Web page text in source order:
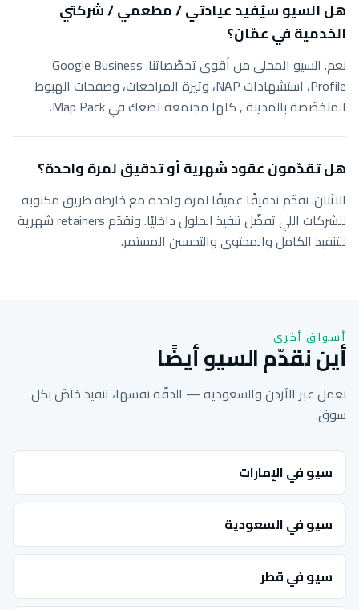
هل السيو سيُفيد عيادتي / مطعمي / شركتي
الخدمية في عمّان؟
نعم. السيو المحلي من أقوى تخصّصاتنا. Google Business
Profile، استشهادات NAP، وتيرة المراجعات، وصفحات الهبوط
المتخصّصة بالمدينة , كلها مجتمعة تضعك في Map Pack.
هل تقدّمون عقود شهرية أو تدقيق لمرة واحدة؟
الاثنان. نقدّم تدقيقًا عميقًا لمرة واحدة مع خارطة طريق مكتوبة
للشركات اللي تفضّل تنفيذ الحلول داخليًا. ونقدّم retainers شهرية
للتنفيذ الكامل والمحتوى والتحسين المستمر.
أسواق أخرى
أين نقدّم السيو أيضًا
نعمل عبر الأردن والسعودية — الدقّة نفسها، تنفيذ خاصّ بكل
سوق.
سيو في الإمارات
سيو في السعودية
سيو في قطر